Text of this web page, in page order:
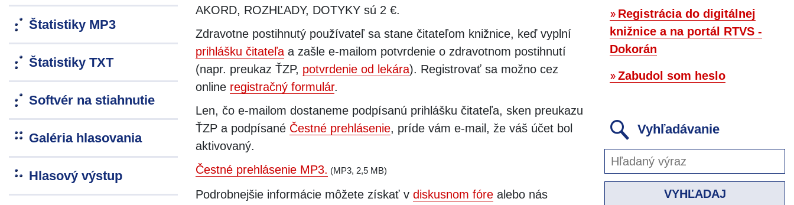
Štatistiky MP3
Štatistiky TXT
Softvér na stiahnutie
Galéria hlasovania
Hlasový výstup
AKORD, ROZHĽADY, DOTYKY sú 2 €.
Zdravotne postihnutý používateľ sa stane čitateľom knižnice, keď vyplní
prihlášku čitateľa a zašle e-mailom potvrdenie o zdravotnom postihnutí
(napr. preukaz ŤZP, potvrdenie od lekára). Registrovať sa možno cez
online registračný formulár.
Len, čo e-mailom dostaneme podpísanú prihlášku čitateľa, sken preukazu
ŤZP a podpísané Čestné prehlásenie, príde vám e-mail, že váš účet bol
aktivovaný.
Čestné prehlásenie MP3. (MP3, 2,5 MB)
Podrobnejšie informácie môžete získať v diskusnom fóre alebo nás
Registrácia do digitálnej
knižnice a na portál RTVS -
Dokorán
Zabudol som heslo
Vyhľadávanie
VYHĽADAJ